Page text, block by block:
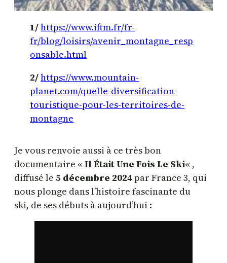
1/https://www.iftm.fr/fr-
fr/blog/loisirs/avenir_montagne_resp
onsable.html
2/https://www.mountain-
planet.com/quelle-diversification-
touristique-pour-les-territoires-de-
montagne
Je vous renvoie aussi à ce très bon
documentaire « Il Était Une Fois Le Ski« ,
diffusé le 5 décembre 2024 par France 3, qui
nous plonge dans l’histoire fascinante du
ski, de ses débuts à aujourd’hui :